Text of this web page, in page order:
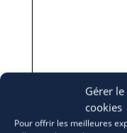
Gérer
cookies
Pour offrir les meilleures